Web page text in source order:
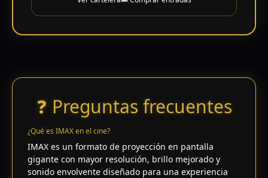
❓ Preguntas frecuentes
¿Qué es IMAX en el cine?
IMAX es un formato de proyección en pantalla
gigante con mayor resolución, brillo mejorado y
sonido envolvente diseñado para una experiencia